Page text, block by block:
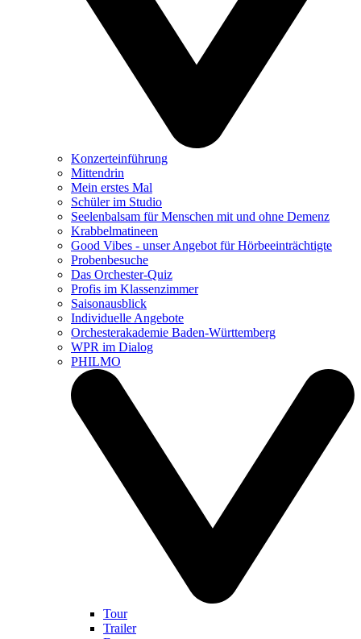
Konzerteinführung
Mittendrin
Mein erstes Mal
Schüler im Studio
Seelenbalsam für Menschen mit und ohne Demenz
Krabbelmatineen
Good Vibes - unser Angebot für Hörbeeinträchtigte
Probenbesuche
Das Orchester-Quiz
Profis im Klassenzimmer
Saisonausblick
Individuelle Angebote
Orchesterakademie Baden-Württemberg
WPR im Dialog
PHILMO
Tour
Trailer